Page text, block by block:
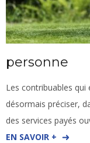
personne
Les contribuables
désormais préciser,
des services payés
EN SAVOIR +